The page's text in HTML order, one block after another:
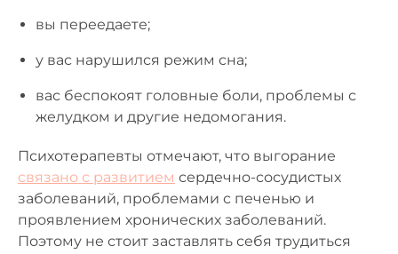
вы переедаете;
у вас нарушился режим сна;
вас беспокоят головные боли, проблемы с
желудком и другие недомогания.
Психотерапевты отмечают, что выгорание
связано с развитием сердечно-сосудистых
заболеваний, проблемами с печенью и
проявлением хронических заболеваний.
Поэтому не стоит заставлять себя трудиться